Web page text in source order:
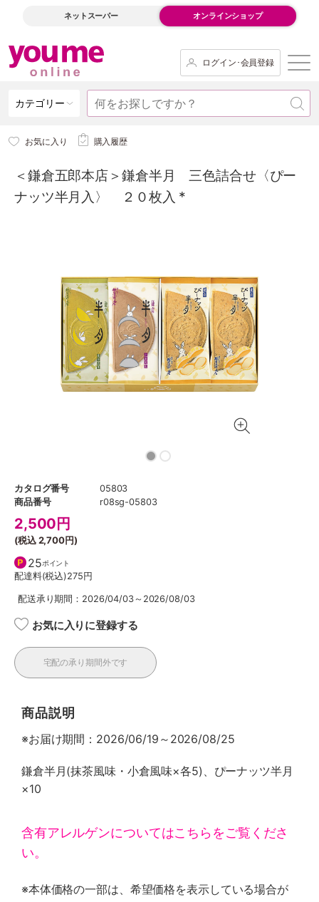
ネットスーパー オンラインショップ
ログイン･会員登録
カテゴリー
お気に入り 購入履歴
＜鎌倉五郎本店＞鎌倉半月 三色詰合せ〈ぴー
ナッツ半月入〉 ２０枚入 *
カタログ番号
05803
商品番号
r08sg-05803
2,500 円
(税込2,700円)
25ポイント
配達料(税込)275円
配送承り期間：2026/04/03～2026/08/03
お気に入りに登録する
宅配の承り期間外です
商品説明
※お届け期間：2026/06/19～2026/08/25
鎌倉半月(抹茶風味・小倉風味×各5)、ぴーナッツ半月
×10
含有アレルゲンについてはこちらをご覧くださ
い。
※本体価格の一部は、希望価格を表示している場合が